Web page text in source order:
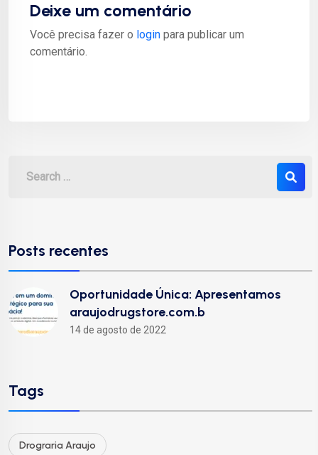
Deixe um comentário
Você precisa fazer o login para publicar um
comentário.
Posts recentes
Oportunidade Única: Apresentamos
araujodrugstore.com.b
14 de agosto de 2022
Tags
Drograria Araujo